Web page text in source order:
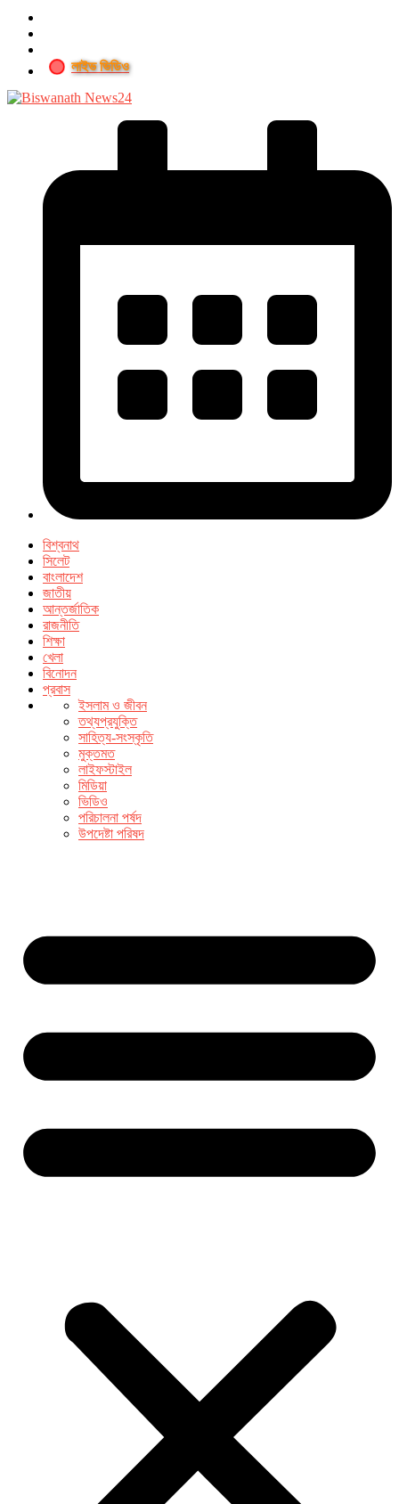
লাইভ ভিডিও
বিশ্বনাথ
সিলেট
বাংলাদেশ
জাতীয়
আন্তর্জাতিক
রাজনীতি
শিক্ষা
খেলা
বিনোদন
প্রবাস
ইসলাম ও জীবন
তথ্যপ্রযুক্তি
সাহিত্য-সংস্কৃতি
মুক্তমত
লাইফস্টাইল
মিডিয়া
ভিডিও
পরিচালনা পর্ষদ
উপদেষ্টা পরিষদ